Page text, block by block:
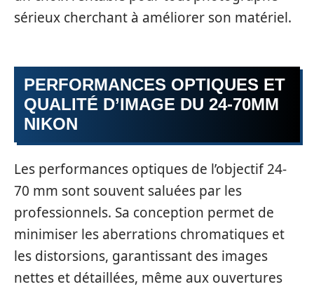
sérieux cherchant à améliorer son matériel.
PERFORMANCES OPTIQUES ET
QUALITÉ D’IMAGE DU 24-70MM
NIKON
Les performances optiques de l’objectif 24-
70 mm sont souvent saluées par les
professionnels. Sa conception permet de
minimiser les aberrations chromatiques et
les distorsions, garantissant des images
nettes et détaillées, même aux ouvertures